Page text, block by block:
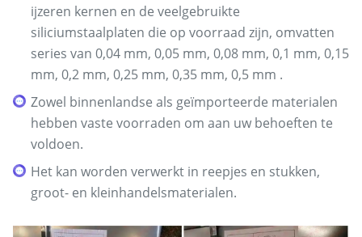
ijzeren kernen en de veelgebruikte
siliciumstaalplaten die op voorraad zijn, omvatten
series van 0,04 mm, 0,05 mm, 0,08 mm, 0,1 mm, 0,15
mm, 0,2 mm, 0,25 mm, 0,35 mm, 0,5 mm .
Zowel binnenlandse als geïmporteerde materialen
hebben vaste voorraden om aan uw behoeften te
voldoen.
Het kan worden verwerkt in reepjes en stukken,
groot- en kleinhandelsmaterialen.